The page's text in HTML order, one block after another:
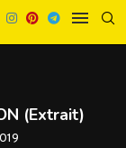
(Extrait)